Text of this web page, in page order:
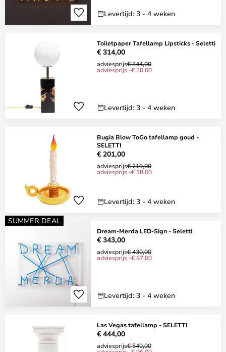
Levertijd: 3 - 4 weken
Toiletpaper Tafellamp Lipsticks - Seletti
€ 314,00
adviesprijs€ 344,00
adviesprijs -€ 30,00
Levertijd: 3 - 4 weken
Bugia Blow ToGo tafellamp goud -
SELETTI
€ 201,00
adviesprijs€ 219,00
adviesprijs -€ 18,00
Levertijd: 3 - 4 weken
SUMMER DEAL
Dream-Merda LED-Sign - Seletti
€ 343,00
adviesprijs€ 430,00
adviesprijs -€ 87,00
Levertijd: 3 - 4 weken
Las Vegas tafellamp - SELETTI
€ 444,00
adviesprijs€ 540,00